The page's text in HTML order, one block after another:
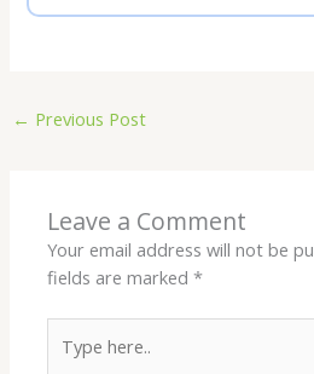
← Previous Post
Leave a Comment
Your email address will not be
fields are marked*
here..